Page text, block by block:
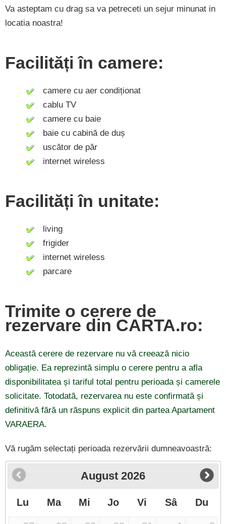
Va asteptam cu drag sa va petreceti un sejur minunat in
locatia noastra!
Facilități în camere:
camere cu aer condiționat
cablu TV
camere cu baie
baie cu cabină de duș
uscător de păr
internet wireless
Facilități în unitate:
living
frigider
internet wireless
parcare
Trimite o cerere de
rezervare din CARTA.ro:
Această cerere de rezervare nu vă creează nicio
obligație. Ea reprezintă simplu o cerere pentru a afla
disponibilitatea și tariful total pentru perioada și camerele
solicitate. Totodată, rezervarea nu este confirmată și
definitivă fără un răspuns explicit din partea Apartament
VARAERA.
Vă rugăm selectați perioada rezervării dumneavoastră:
August 2026
Lu Ma Mi Jo Vi Sâ Du